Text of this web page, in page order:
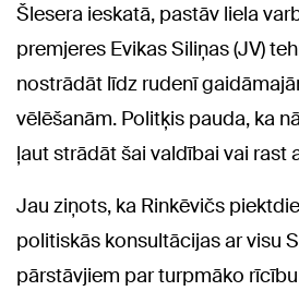
Šlesera ieskatā, pastāv liela
premjeres Evikas Siliņas (JV)
nostrādāt līdz rudenī
vēlēšanām. Politķis pauda, ka
ļaut strādāt šai valdībai vai rast
Jau ziņots, ka Rinkēvičs
politiskās konsultācijas ar visu
pārstāvjiem par turpmāko